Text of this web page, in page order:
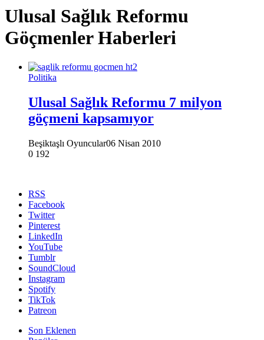
Ulusal Sağlık Reformu
Göçmenler Haberleri
Politika
Ulusal Sağlık Reformu 7 milyon
göçmeni kapsamıyor
Beşiktaşlı Oyuncular06 Nisan 2010
0 192
RSS
Facebook
Twitter
Pinterest
LinkedIn
YouTube
Tumblr
SoundCloud
Instagram
Spotify
TikTok
Patreon
Son Eklenen